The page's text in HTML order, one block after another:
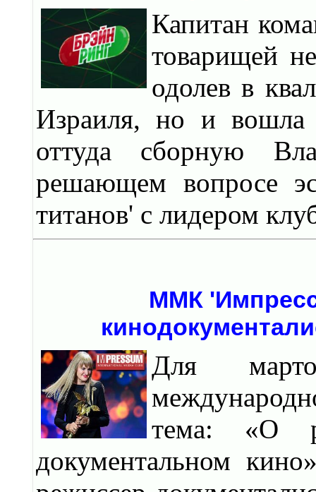
Капитан
товарищей
одолев в
Израиля, но и
оттуда сборную
решающем вопросе
титанов' с лидером
ММК
Для
тема: «О
документальном